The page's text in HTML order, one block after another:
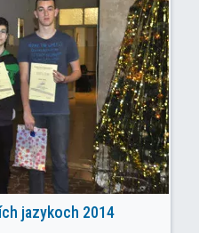
jazykoch 2014